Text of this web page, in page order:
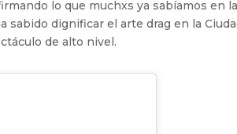
lo que muchxs ya sabíamos en la
sabido dignificar el arte drag en la
de alto nivel.